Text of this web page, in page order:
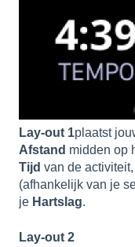
Lay-out 1plaatst
Afstand midden op
Tijd van de
(afhankelijk van je
je Hartslag.
Lay-out 2